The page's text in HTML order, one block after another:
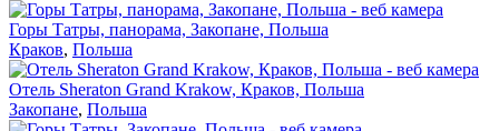
Горы Татры, панорама, Закопане, Польша
Краков, Польша
Отель Sheraton Grand Krakow, Краков, Польша
Закопане, Польша